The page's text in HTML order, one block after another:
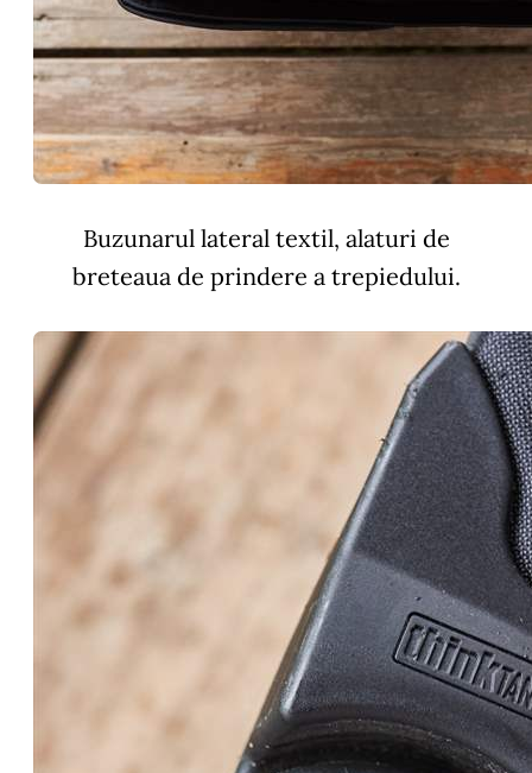
Buzunarul lateral textil, alaturi de
breteaua de prindere a trepiedului.